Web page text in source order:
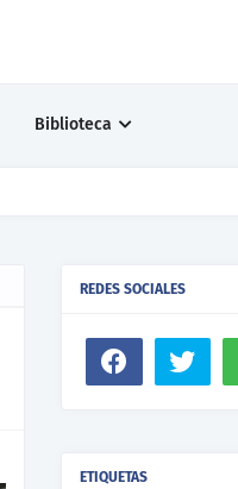
Biblioteca
REDES SOCIALES
ETIQUETAS